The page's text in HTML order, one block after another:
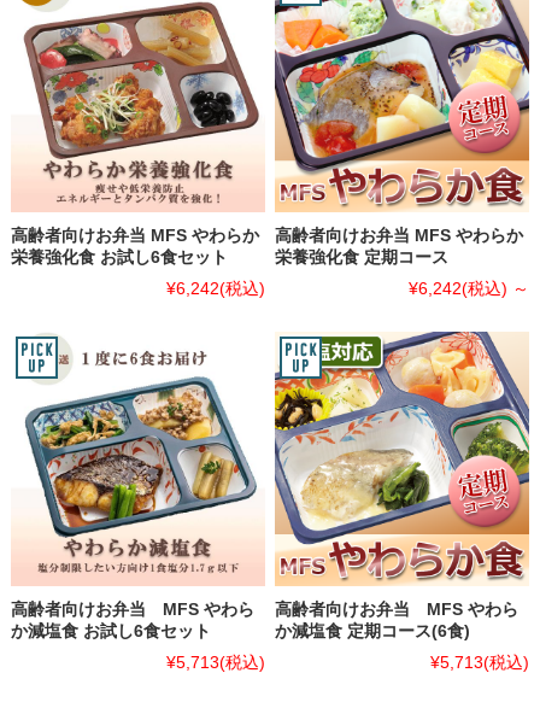
高齢者向けお弁当 MFS やわらか
栄養強化食 お試し6食セット
¥6,242(税込)
高齢者向けお弁当 MFS やわらか
栄養強化食 定期コース
¥6,242(税込) ～
高齢者向けお弁当 MFS やわら
か減塩食 お試し6食セット
¥5,713(税込)
高齢者向けお弁当 MFS やわら
か減塩食 定期コース(6食)
¥5,713(税込)